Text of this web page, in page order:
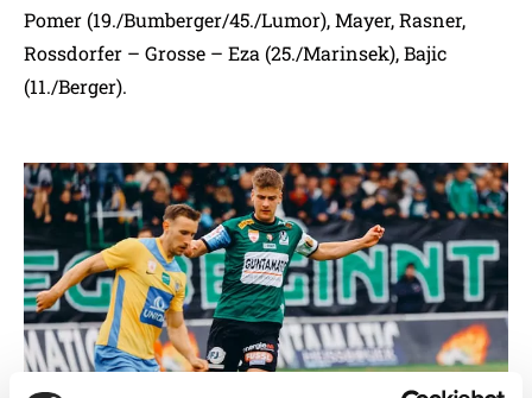
Pomer (19./Bumberger/45./Lumor), Mayer, Rasner,
Rossdorfer – Grosse – Eza (25./Marinsek), Bajic
(11./Berger).